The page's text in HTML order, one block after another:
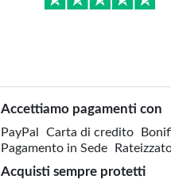
Accettiamo pagamenti con
PayPal Carta di credito
Pagamento in Sede
Acquisti sempre protetti